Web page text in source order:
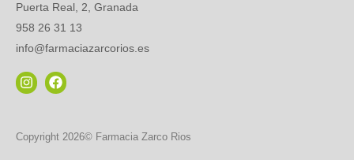
Puerta Real, 2, Granada
958 26 31 13
info@farmaciazarcorios.es
Copyright 2026© Farmacia Zarco Rios